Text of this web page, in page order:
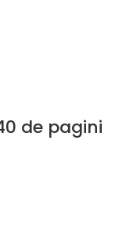
de pagini